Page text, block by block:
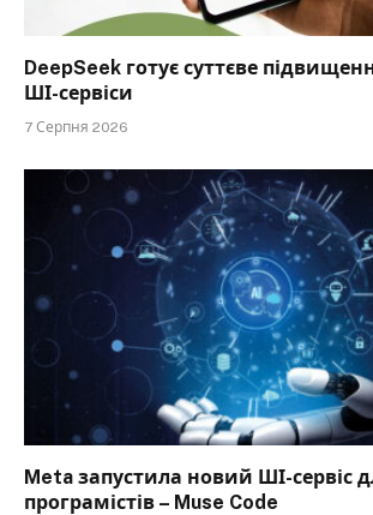
DeepSeek готує суттєве
ШІ-сервіси
7 Серпня 2026
Meta запустила новий ШІ-сервіс
програмістів – Muse Code